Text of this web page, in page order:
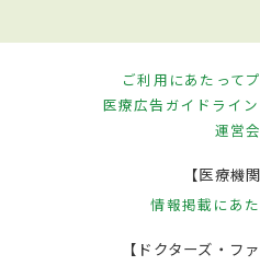
ご利用にあたって
医療広告ガイドライ
運営
【医療機
情報掲載にあ
【ドクターズ・フ